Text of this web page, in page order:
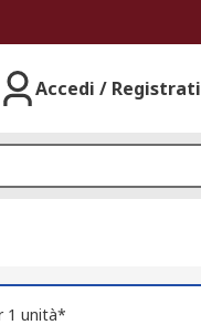
Accedi / Registrati
1 unità*